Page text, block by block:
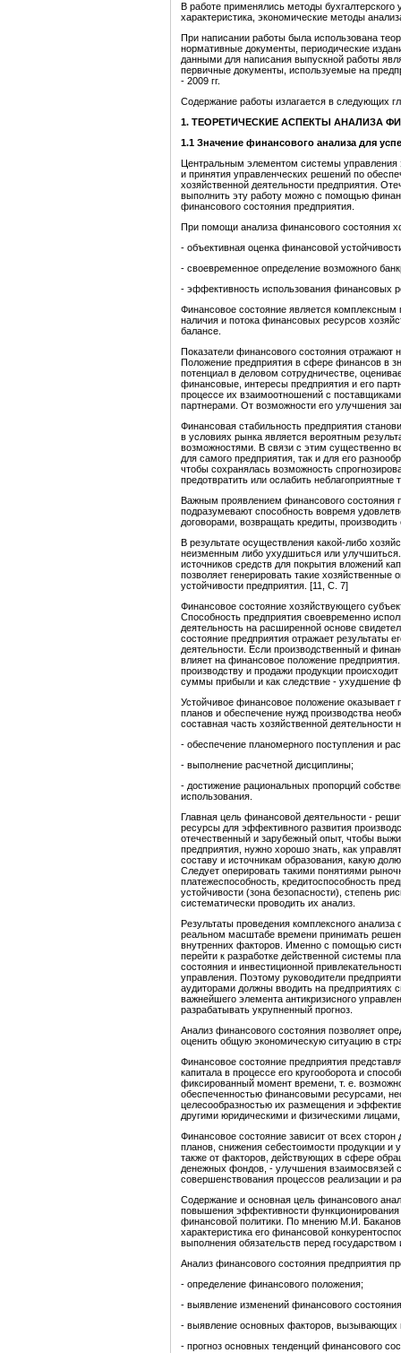
В работе применялись методы
характеристика, экономические методы
При написании работы была использована
нормативные документы, периодические
данными для написания выпускной работы
первичные документы, используемые на
- 2009 гг.
Содержание работы излагается в следующих
1. ТЕОРЕТИЧЕСКИЕ АСПЕКТЫ АНАЛИЗА
1.1 Значение финансового анализа для
Центральным элементом системы управления
и принятия управленческих решений по
хозяйственной деятельности предприятия.
выполнить эту работу можно с помощью
финансового состояния предприятия.
При помощи анализа финансового состояния
- объективная оценка финансовой
- своевременное определение возможного
- эффективность использования финансовых
Финансовое состояние является комплексным
наличия и потока финансовых ресурсов
балансе.
Показатели финансового состояния
Положение предприятия в сфере финансов в
потенциал в деловом сотрудничестве,
финансовые, интересы предприятия и его
процессе их взаимоотношений с
партнерами. От возможности его улучшения
Финансовая стабильность предприятия
в условиях рынка является вероятным
возможностями. В связи с этим существенно
для самого предприятия, так и для его
чтобы сохранялась возможность
предотвратить или ослабить неблагоприятные
Важным проявлением финансового состояния
подразумевают способность вовремя
договорами, возвращать кредиты,
В результате осуществления какой-либо
неизменным либо ухудшиться или
источников средств для покрытия вложений
позволяет генерировать такие
устойчивости предприятия. [11, С. 7]
Финансовое состояние хозяйствующего
Способность предприятия своевременно
деятельность на расширенной основе
состояние предприятия отражает результаты
деятельности. Если производственный и
влияет на финансовое положение
производству и продажи продукции
суммы прибыли и как следствие - ухудшение
Устойчивое финансовое положение
планов и обеспечение нужд производства
составная часть хозяйственной деятельности
- обеспечение планомерного поступления и
- выполнение расчетной дисциплины;
- достижение рациональных пропорций
использования.
Главная цель финансовой деятельности -
ресурсы для эффективного развития
отечественный и зарубежный опыт, чтобы
предприятия, нужно хорошо знать, как
составу и источникам образования, какую
Следует оперировать такими понятиями
платежеспособность, кредитоспособность
устойчивости (зона безопасности), степень
систематически проводить их анализ.
Результаты проведения комплексного
реальном масштабе времени принимать
внутренних факторов. Именно с помощью
перейти к разработке действенной системы
состояния и инвестиционной
управления. Поэтому руководители
аудиторами должны вводить на предприятиях
важнейшего элемента антикризисного
разрабатывать укрупненный прогноз.
Анализ финансового состояния позволяет
оценить общую экономическую ситуацию в
Финансовое состояние предприятия
капитала в процессе его кругооборота и
фиксированный момент времени, т. е.
обеспеченностью финансовыми ресурсами,
целесообразностью их размещения и
другими юридическими и физическими
Финансовое состояние зависит от всех
планов, снижения себестоимости продукции и
также от факторов, действующих в сфере
денежных фондов, - улучшения взаимосвязей
совершенствования процессов реализации и
Содержание и основная цель финансового
повышения эффективности
финансовой политики. По мнению М.И.
характеристика его финансовой
выполнения обязательств перед
Анализ финансового состояния предприятия
- определение финансового положения;
- выявление изменений финансового
- выявление основных факторов, вызывающих
- прогноз основных тенденций финансового